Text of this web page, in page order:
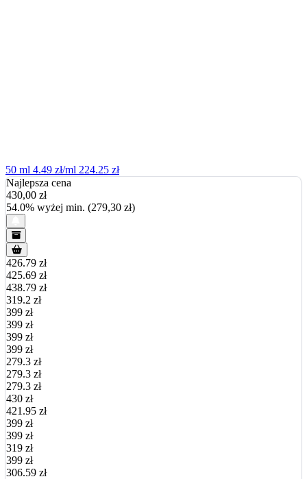
50 ml 4.49 zł/ml 224.25 zł
Najlepsza cena
430,00 zł
54.0% wyżej min. (279,30 zł)
426.79 zł
425.69 zł
438.79 zł
319.2 zł
399 zł
399 zł
399 zł
399 zł
279.3 zł
279.3 zł
279.3 zł
430 zł
421.95 zł
399 zł
399 zł
319 zł
399 zł
306.59 zł